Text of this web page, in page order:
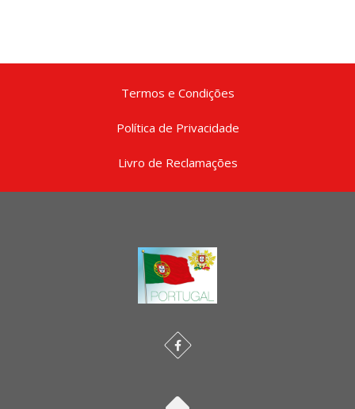
Termos e Condições
Política de Privacidade
Livro de Reclamações